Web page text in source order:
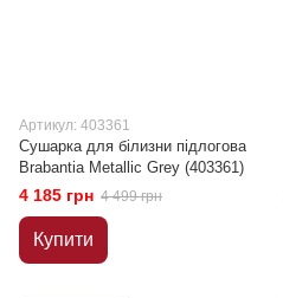
Артикул: 403361
Сушарка для білизни підлогова
Brabantia Metallic Grey (403361)
4 185 грн 4 499 грн
Купити